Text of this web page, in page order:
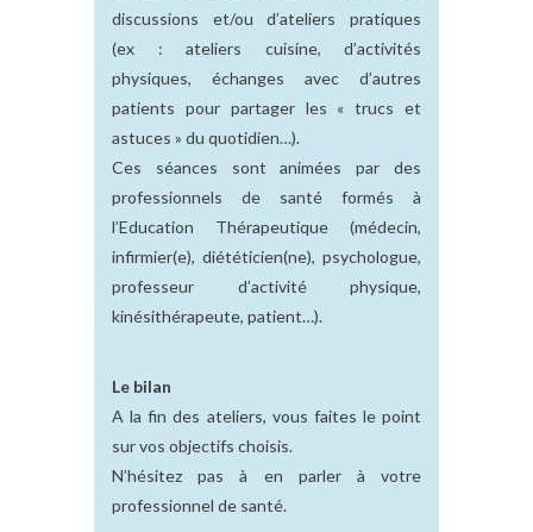
discussions et/ou d’ateliers pratiques
(ex : ateliers cuisine, d’activités
physiques, échanges avec d’autres
patients pour partager les « trucs et
astuces » du quotidien…).
Ces séances sont animées par des
professionnels de santé formés à
l’Education Thérapeutique (médecin,
infirmier(e), diététicien(ne), psychologue,
professeur d’activité physique,
kinésithérapeute, patient…).
Le bilan
A la fin des ateliers, vous faites le point
sur vos objectifs choisis.
N’hésitez pas à en parler à votre
professionnel de santé.